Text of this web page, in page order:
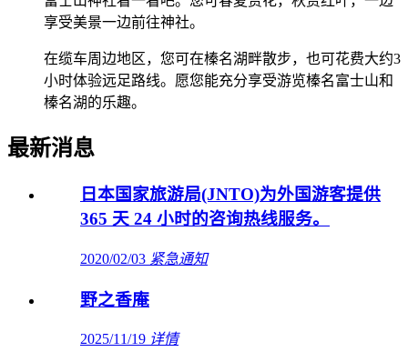
享受美景一边前往神社。
在缆车周边地区，您可在榛名湖畔散步，也可花费大约3
小时体验远足路线。愿您能充分享受游览榛名富士山和
榛名湖的乐趣。
最新消息
日本国家旅游局(JNTO)为外国游客提供
365 天 24 小时的咨询热线服务。
2020/02/03 紧急通知
野之香庵
2025/11/19 详情